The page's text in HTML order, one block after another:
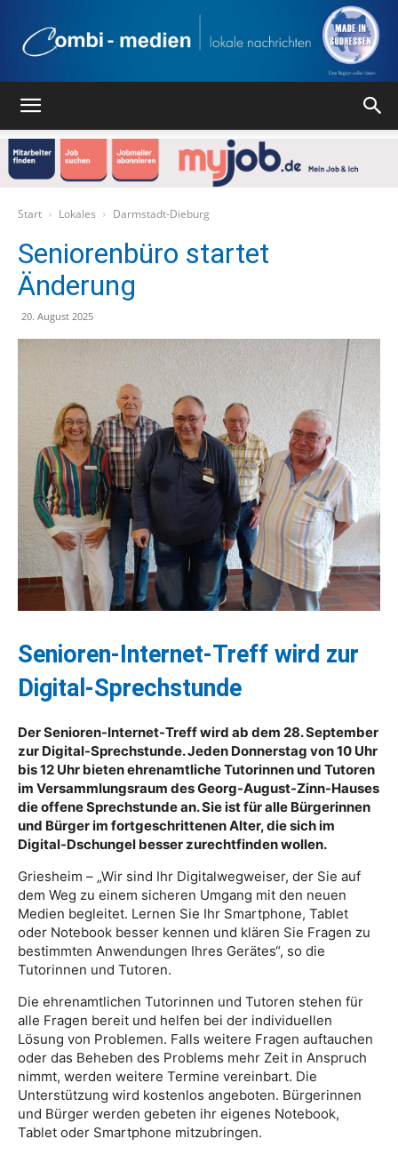
Start Lokales Darmstadt-Dieburg
Seniorenbüro startet
Änderung
20. August 2025
Senioren-Internet-Treff wird zur
Digital-Sprechstunde
Der Senioren-Internet-Treff wird ab dem 28. September
zur Digital-Sprechstunde. Jeden Donnerstag von 10 Uhr
bis 12 Uhr bieten ehrenamtliche Tutorinnen und Tutoren
im Versammlungsraum des Georg-August-Zinn-Hauses
die offene Sprechstunde an. Sie ist für alle Bürgerinnen
und Bürger im fortgeschrittenen Alter, die sich im
Digital-Dschungel besser zurechtfinden wollen.
Griesheim – „Wir sind Ihr Digitalwegweiser, der Sie auf
dem Weg zu einem sicheren Umgang mit den neuen
Medien begleitet. Lernen Sie Ihr Smartphone, Tablet
oder Notebook besser kennen und klären Sie Fragen zu
bestimmten Anwendungen Ihres Gerätes“, so die
Tutorinnen und Tutoren.
Die ehrenamtlichen Tutorinnen und Tutoren stehen für
alle Fragen bereit und helfen bei der individuellen
Lösung von Problemen. Falls weitere Fragen auftauchen
oder das Beheben des Problems mehr Zeit in Anspruch
nimmt, werden weitere Termine vereinbart. Die
Unterstützung wird kostenlos angeboten. Bürgerinnen
und Bürger werden gebeten ihr eigenes Notebook,
Tablet oder Smartphone mitzubringen.